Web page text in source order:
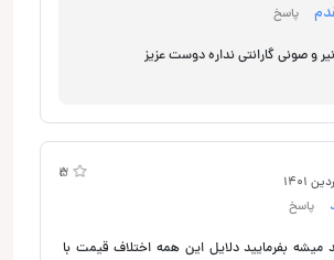
پاسخ
و صونی گارانتی نداره دوست عزیز
3
پاسخ
میشه بفرمایید دلایل این همه اختلاف قیمت با
5